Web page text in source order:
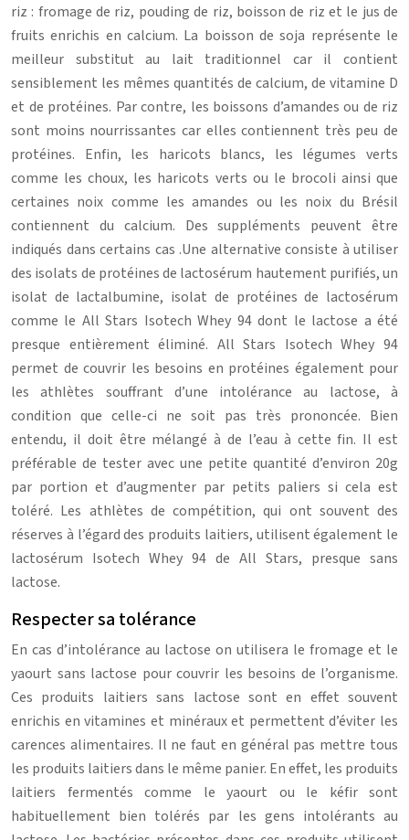
riz : fromage de riz, pouding de riz, boisson de riz et le jus de
fruits enrichis en calcium. La boisson de soja représente le
meilleur substitut au lait traditionnel car il contient
sensiblement les mêmes quantités de calcium, de vitamine D
et de protéines. Par contre, les boissons d’amandes ou de riz
sont moins nourrissantes car elles contiennent très peu de
protéines. Enfin, les haricots blancs, les légumes verts
comme les choux, les haricots verts ou le brocoli ainsi que
certaines noix comme les amandes ou les noix du Brésil
contiennent du calcium. Des suppléments peuvent être
indiqués dans certains cas .Une alternative consiste à utiliser
des isolats de protéines de lactosérum hautement purifiés, un
isolat de lactalbumine, isolat de protéines de lactosérum
comme le All Stars Isotech Whey 94 dont le lactose a été
presque entièrement éliminé. All Stars Isotech Whey 94
permet de couvrir les besoins en protéines également pour
les athlètes souffrant d’une intolérance au lactose, à
condition que celle-ci ne soit pas très prononcée. Bien
entendu, il doit être mélangé à de l’eau à cette fin. Il est
préférable de tester avec une petite quantité d’environ 20g
par portion et d’augmenter par petits paliers si cela est
toléré. Les athlètes de compétition, qui ont souvent des
réserves à l’égard des produits laitiers, utilisent également le
lactosérum Isotech Whey 94 de All Stars, presque sans
lactose.
Respecter sa tolérance
En cas d’intolérance au lactose on utilisera le fromage et le
yaourt sans lactose pour couvrir les besoins de l’organisme.
Ces produits laitiers sans lactose sont en effet souvent
enrichis en vitamines et minéraux et permettent d’éviter les
carences alimentaires. Il ne faut en général pas mettre tous
les produits laitiers dans le même panier. En effet, les produits
laitiers fermentés comme le yaourt ou le kéfir sont
habituellement bien tolérés par les gens intolérants au